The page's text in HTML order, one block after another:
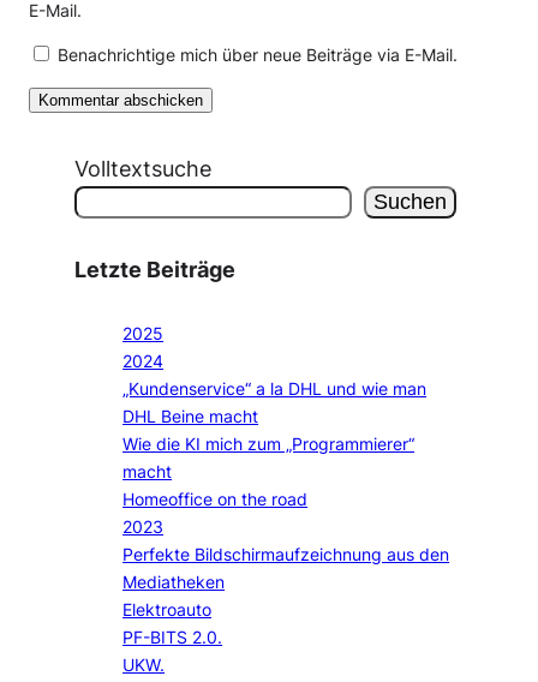
E-Mail.
Benachrichtige mich über neue Beiträge via E-Mail.
Volltextsuche
Suchen
Letzte Beiträge
2025
2024
„Kundenservice“ a la DHL und wie man
DHL Beine macht
Wie die KI mich zum „Programmierer“
macht
Homeoffice on the road
2023
Perfekte Bildschirmaufzeichnung aus den
Mediatheken
Elektroauto
PF-BITS 2.0.
UKW.